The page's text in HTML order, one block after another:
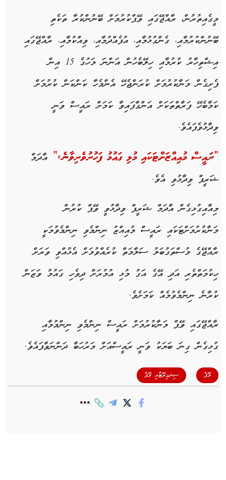
މީގެއިތުރުން، ރާއްޖޭގައި ވޭޕްކުރުމަށް ބޭނުންކުރާ ތަކެތި
ބޭނުންކުރުމާއި، ގެންގުޅުމާއި، އުފެއްދުމާއި، ވިއްކުމާއި، ރާއްޖޭގައި
އިޝްތިހާރު ކުރުމާއި ހިލޭބެހުން އަންނަ މަހުގެ 15 އިން
ފެށިގެން މަނާކުރުމަށް ކުރަންޖެހޭ އެންމެހާ ކަންކަން ކުރުމަށް
ކަމާބެހޭ ފަރާތްތަކަށް އަންގާފައިވާ ކަމަށް ރައީސް ވަނީ
ވިދާޅުވެފައެވެ.
“ރައީސް މުއިއްޒަށްޓަކައި މުޅި ގައުމު ފަހުރުވެރިވާނެ،” އާދަމް
ޝަރީފް ވިދާޅުވި އެވެ.
މިއާއިގުޅިގެން އާދަމް ޝަރީފް ވިދާޅުވީ ވޭޕް ކުރުން
މަނާކުރުމަށްޓަކައި ރައީސް މުއިއްޒު ނިންމެވި ނިންމެވުމަކީ
ރާއްޖޭގެ މުސްތަގުބަލު ސަލާމަތް ކުރެއްވުމަށް އެޅުއްވި ވަރަށް
ހިކުމަތްތެރި އަދި އޭގެ އަގު މުޅި އުމުރަށް ދިވެހި ގައުމު ވަޒަން
ކުރާނެ ނިންމެވުމެއް ކަމަށެވެ.
ރާއްޖޭގައި ވޭޕް މަނާކުރުމަށް ރައީސް ނިންމެވި ނިންމުމާއި
ގުޅިގެން ގިނަ ބަޔަކު ވަނީ ރައީސްއަށް މަރުހަބާ ދަންނަވާފައެވެ.
ވޭޕް ސިނގިރޭޓާއި ވޭޕް